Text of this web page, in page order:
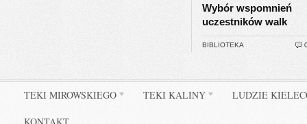
Wybór wspomnień
uczestników walk
BIBLIOTEKA
TEKI MIROWSKIEGO TEKI KALINY LUDZIE